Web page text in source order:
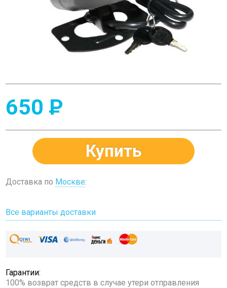
650 P
Купить
Доставка по Москве:
Все варианты доставки
Гарантии:
100% возврат средств в случае утери отправления